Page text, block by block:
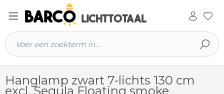
hoofdinhoud
Hanglamp zwart 7-lichts 130 cm
excl. Segula Floating smoke